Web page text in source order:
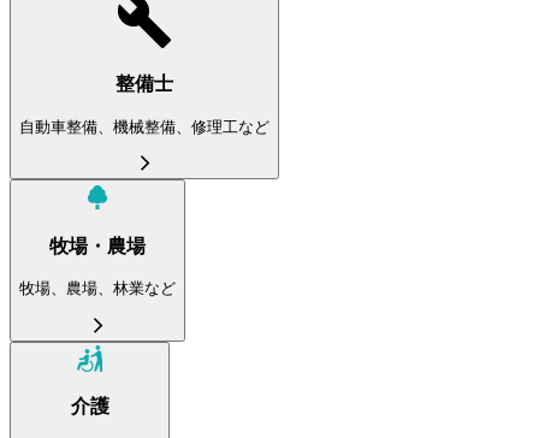
整備士
自動車整備、機械整備、修理工など
牧場・農場
牧場、農場、林業など
介護